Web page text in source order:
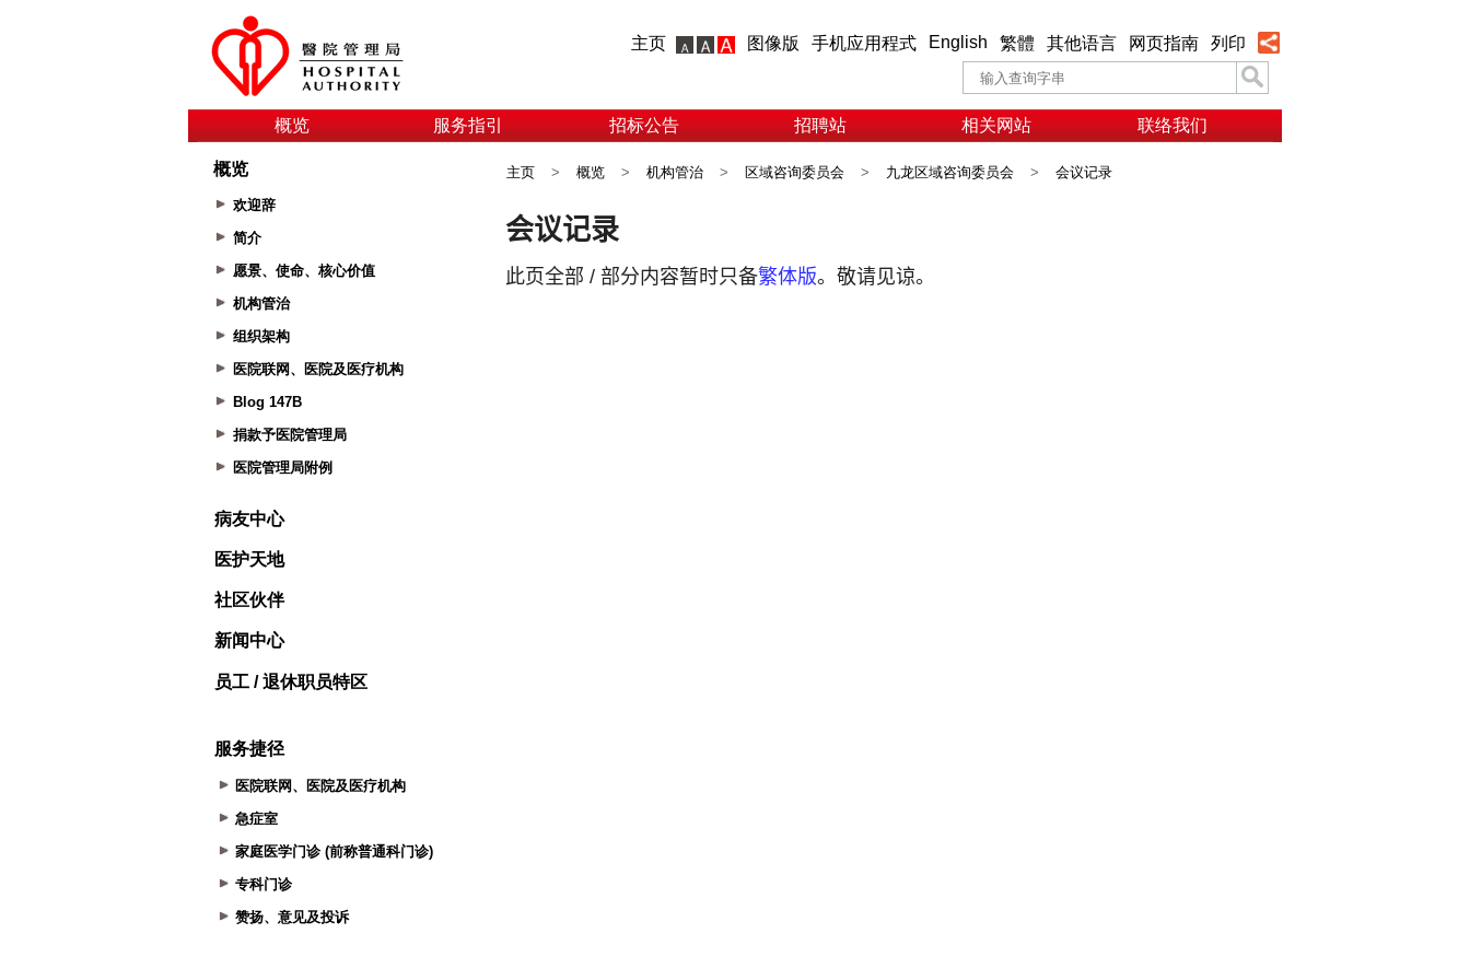
主页 图像版 手机应用程式 English 繁體 其他语言 网页指南 列印
概览 服务指引 招标公告 招聘站 相关网站 联络我们
概览
欢迎辞
简介
愿景、使命、核心价值
机构管治
组织架构
医院联网、医院及医疗机构
Blog 147B
捐款予医院管理局
医院管理局附例
病友中心
医护天地
社区伙伴
新闻中心
员工 / 退休职员特区
服务捷径
医院联网、医院及医疗机构
急症室
家庭医学门诊 (前称普通科门诊)
专科门诊
赞扬、意见及投诉
主页 > 概览 > 机构管治 > 区域咨询委员会 > 九龙区域咨询委员会 > 会议记录